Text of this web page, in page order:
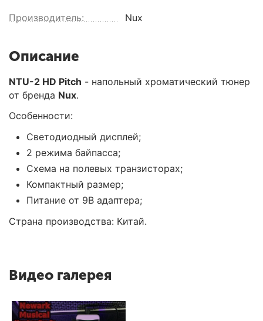
Производитель: Nux
Описание
NTU-2 HD Pitch - напольный хроматический тюнер
от бренда Nux.
Особенности:
Светодиодный дисплей;
2 режима байпасса;
Схема на полевых транзисторах;
Компактный размер;
Питание от 9В адаптера;
Страна производства: Китай.
Видео галерея